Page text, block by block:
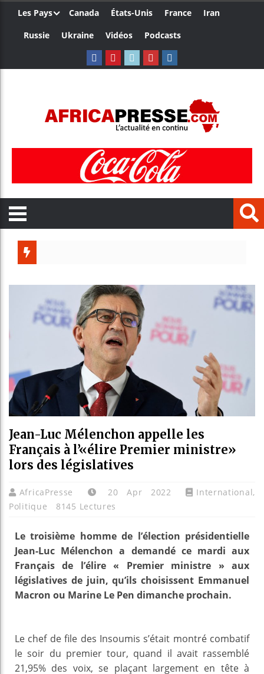
Les Pays Canada États-Unis France
Iran
Russie
Ukraine Vidéos Podcasts
Guinée
Jean-Luc Mélenchon appelle les
Français à l’«élire Premier ministre»
lors des législatives
AfricaPresse 20 Apr 2022 International,
Politique
8145 Lectures
Le troisième homme de l’élection présidentielle
Jean-Luc Mélenchon a demandé ce mardi aux
Français de l’élire « Premier ministre » aux
législatives de juin, qu’ils choisissent Emmanuel
Macron ou Marine Le Pen dimanche prochain.
Le chef de file des Insoumis s’était montré combatif
le soir du premier tour, quand il avait rassemblé
21,95% des voix, se plaçant largement en tête à